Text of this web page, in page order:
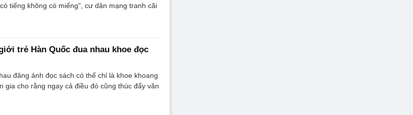
tiếng không có miếng", cư dân mạng tranh cãi
trẻ Hàn Quốc đua nhau khoe đọc
đăng ảnh đọc sách có thể chỉ là khoe khoang
gia cho rằng ngay cả điều đó cũng thúc đẩy văn